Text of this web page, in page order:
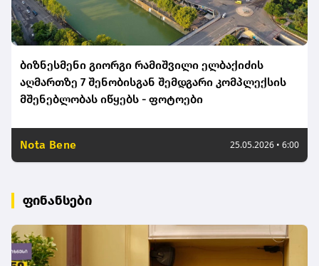
ბიზნესმენი გიორგი რამიშვილი ელბაქიძის
აღმართზე 7 შენობისგან შემდგარი კომპლექსის
მშენებლობას იწყებს - ფოტოები
Nota Bene 25.05.2026 • 6:00
ფინანსები